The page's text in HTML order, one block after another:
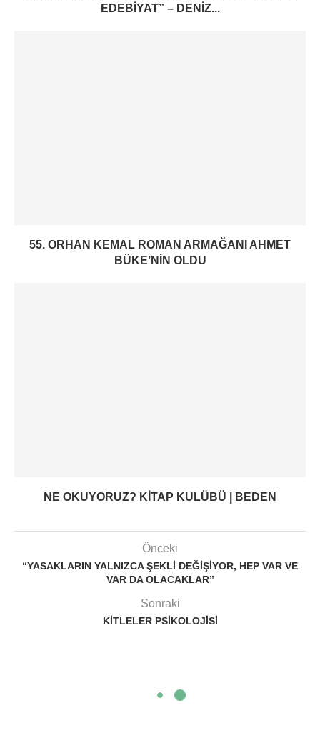
EDEBIYAT” – DENIZ...
55. ORHAN KEMAL ROMAN ARMAĞANI AHMET
BÜKE’NIN OLDU
NE OKUYORUZ? KITAP KULÜBÜ | BEDEN
Önceki
“YASAKLARIN YALNIZCA ŞEKLI DEĞIŞIYOR, HEP VAR VE
VAR DA OLACAKLAR”
Sonraki
KITLELER PSIKOLOJISI